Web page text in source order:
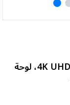
شاشة تلفزيون هام 65 بوصة سمارت، 4K UHD، لوحة